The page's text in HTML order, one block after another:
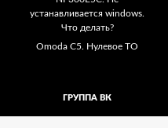
устанавливается windows.
Что делать?
Omoda C5. Нулевое ТО
ГРУППА ВК